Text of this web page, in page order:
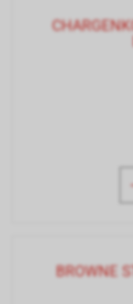
BROWNE